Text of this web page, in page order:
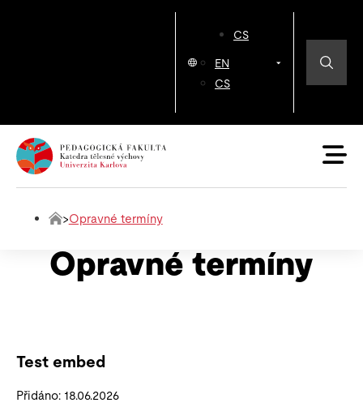
CS
EN
CS
>Opravné termíny
Opravné termíny
Test embed
Přidáno: 18.06.2026